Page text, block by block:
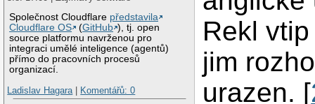
Společnost Cloudflare představila
Cloudflare OS
(GitHub ), tj. open
source platformu navrženou pro
integraci umělé inteligence (agentů)
přímo do pracovních procesů
organizací.
Ladislav Hagara| Komentářů: 0
Rekl
jim
urazen. [